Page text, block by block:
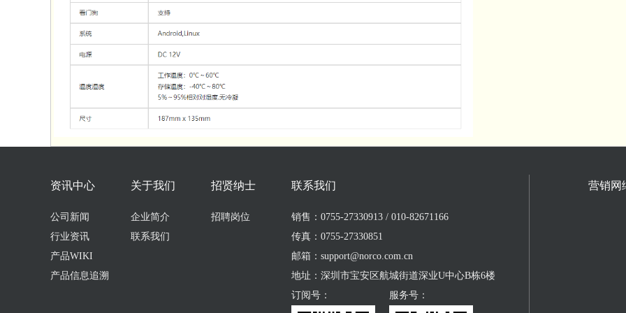
资讯中心
公司新闻
行业资讯
产品WIKI
产品信息追溯
关于我们
企业简介
联系我们
招贤纳士
招聘岗位
联系我们
销售：0755-27330913 / 010-82671166
传真：0755-27330851
邮箱：support@norco.com.cn
地址：深圳市宝安区航城街道深业U中心B栋6楼
订阅号：
服务号：
营销网